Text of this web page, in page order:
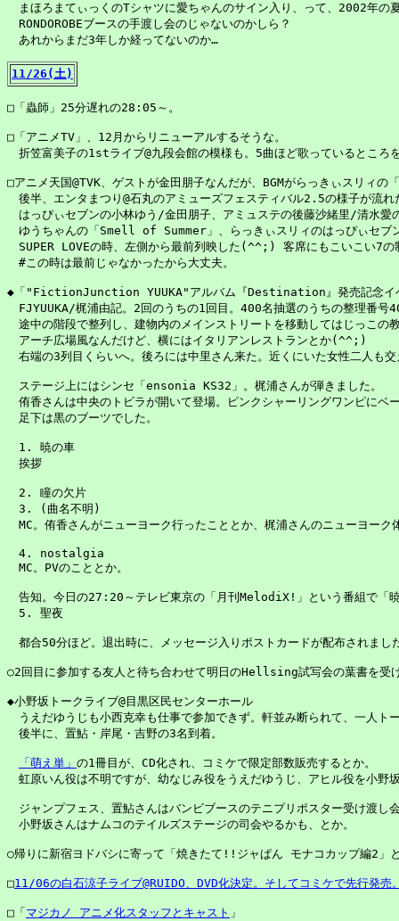
まほろまてぃっくのTシャツに愛ちゃんのサイン入り、って、2002年の
RONDOROBEブースの手渡し会のじゃないのかしら？
あれからまだ3年しか経ってないのか…
11/26(土)
□「蟲師」25分遅れの28:05～。
□「アニメTV」、12月からリニューアルするそうな。
折笠富美子の1stライブ@九段会館の模様も。5曲ほど歌っているところ
□アニメ天国@TVK、ゲストが金田朋子なんだが、BGMがらっきぃスリ
後半、エンタまつり@石丸のアミューズフェスティバル2.5の様子が流れ
はっぴぃセブンの小林ゆう/金田朋子、アミュステの後藤沙緒里/清水愛
ゆうちゃんの「Smell of Summer」、らっきぃスリィのはっぴぃセブ
SUPER LOVEの時、左側から最前列映した(^^;) 客席にもこいこい7
#この時は最前じゃなかったから大丈夫。
◆「"FictionJunction YUUKA"アルバム『Destination』発売記念イベ
FJYUUKA/梶浦由記。2回のうちの1回目。400名抽選のうちの整理番号
途中の階段で整列し、建物内のメインストリートを移動してはじっこの
アーチ広場風なんだけど、横にはイタリアンレストランとか(^^;)
右端の3列目くらいへ。後ろには中里さん来た。近くにいた女性二人も
ステージ上にはシンセ「ensonia KS32」。梶浦さんが弾きました。
侑香さんは中央のトビラが開いて登場。ピンクシャーリングワンピにベ
足下は黒のブーツでした。
1. 暁の車
挨拶
2. 瞳の欠片
3. (曲名不明)
MC。侑香さんがニューヨーク行ったこととか、梶浦さんのニューヨーク
4. nostalgia
MC。PVのこととか。
告知。今日の27:20～テレビ東京の「月刊MelodiX!」という番組で「暁
5. 聖夜
都合50分ほど。退出時に、メッセージ入りポストカードが配布されまし
○2回目に参加する友人と待ち合わせて明日のHellsing試写会の葉書を受
◆小野坂トークライブ@目黒区民センターホール
うえだゆうじも小西克幸も仕事で参加できず。軒並み断られて、一人ト
後半に、置鮎・岸尾・吉野の3名到着。
「萌え単」 の1冊目が、CD化され、コミケで限定部数販売するとか。
虹原いん役は不明ですが、幼なじみ役をうえだゆうじ、アヒル役を小野
ジャンプフェス、置鮎さんはバンビブースのテニプリポスター受け渡し
小野坂さんはナムコのテイルズステージの司会やるかも、とか。
○帰りに新宿ヨドバシに寄って「焼きたて!!ジャぱん モナコカップ編2」
□11/06の白石涼子ライブ@RUIDO、DVD化決定。そしてコミケで先行発売
□「 マジカノ アニメ化スタッフとキャスト 」